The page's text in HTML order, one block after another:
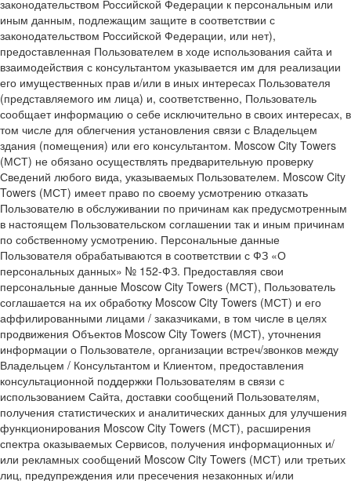
законодательством Российской Федерации к персональным или
иным данным, подлежащим защите в соответствии с
законодательством Российской Федерации, или нет),
предоставленная Пользователем в ходе использования сайта и
взаимодействия с консультантом указывается им для реализации
его имущественных прав и/или в иных интересах Пользователя
(представляемого им лица) и, соответственно, Пользователь
сообщает информацию о себе исключительно в своих интересах, в
том числе для облегчения установления связи с Владельцем
здания (помещения) или его консультантом. Moscow City Towers
(МСТ) не обязано осуществлять предварительную проверку
Сведений любого вида, указываемых Пользователем. Moscow City
Towers (МСТ) имеет право по своему усмотрению отказать
Пользователю в обслуживании по причинам как предусмотренным
в настоящем Пользовательском соглашении так и иным причинам
по собственному усмотрению. Персональные данные
Пользователя обрабатываются в соответствии с ФЗ «О
персональных данных» № 152-ФЗ. Предоставляя свои
персональные данные Moscow City Towers (МСТ), Пользователь
соглашается на их обработку Moscow City Towers (МСТ) и его
аффилированными лицами / заказчиками, в том числе в целях
продвижения Объектов Moscow City Towers (МСТ), уточнения
информации о Пользователе, организации встреч/звонков между
Владельцем / Консультантом и Клиентом, предоставления
консультационной поддержки Пользователям в связи с
использованием Сайта, доставки сообщений Пользователям,
получения статистических и аналитических данных для улучшения
функционирования Moscow City Towers (МСТ), расширения
спектра оказываемых Сервисов, получения информационных и/
или рекламных сообщений Moscow City Towers (МСТ) или третьих
лиц, предупреждения или пресечения незаконных и/или